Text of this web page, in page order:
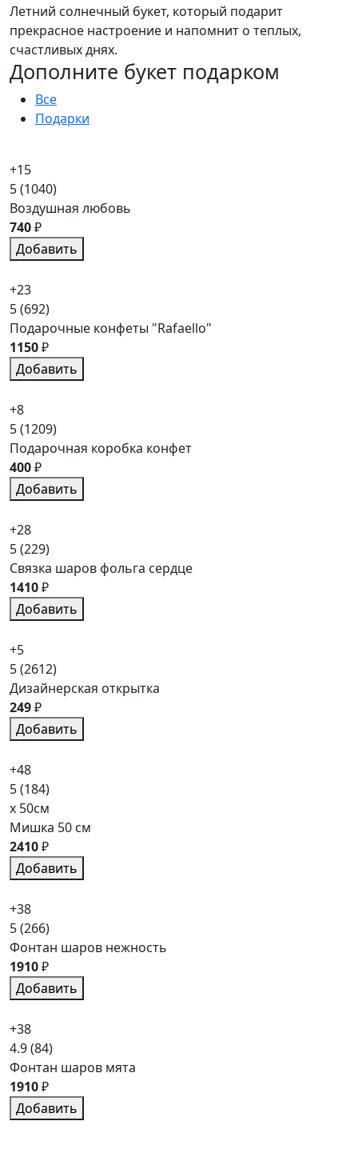
Летний солнечный букет, который подарит
прекрасное настроение и напомнит о теплых,
счастливых днях.
Дополните букет подарком
Все
Подарки
+15
5(1040)
Воздушная любовь
740₽
Добавить
+23
5(692)
Подарочные конфеты "Rafaello"
1150₽
Добавить
+8
5(1209)
Подарочная коробка конфет
400₽
Добавить
+28
5(229)
Связка шаров фольга сердце
1410₽
Добавить
+5
5(2612)
Дизайнерская открытка
249₽
Добавить
+48
5(184)
x 50см
Мишка 50 см
2410₽
Добавить
+38
5(266)
Фонтан шаров нежность
1910₽
Добавить
+38
4.9(84)
Фонтан шаров мята
1910₽
Добавить